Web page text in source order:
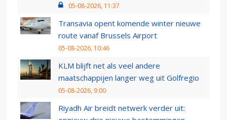
05-08-2026, 11:37
Transavia opent komende winter nieuwe
route vanaf Brussels Airport
05-08-2026, 10:46
KLM blijft net als veel andere
maatschappijen langer weg uit Golfregio
05-08-2026, 9:00
Riyadh Air breidt netwerk verder uit: